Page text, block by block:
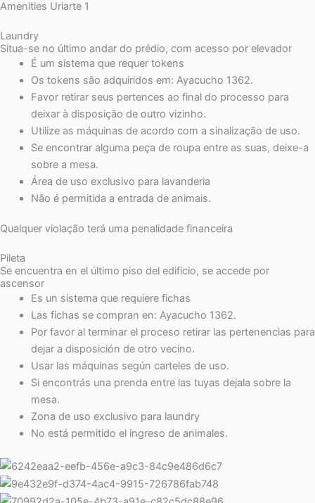
Amenities Uriarte 1
Laundry
Situa-se no último andar do prédio, com acesso por elevador
É um sistema que requer tokens
Os tokens são adquiridos em: Ayacucho 1362.
Favor retirar seus pertences ao final do processo para
deixar à disposição de outro vizinho.
Utilize as máquinas de acordo com a sinalização de uso.
Se encontrar alguma peça de roupa entre as suas, deixe-a
sobre a mesa.
Área de uso exclusivo para lavanderia
Não é permitida a entrada de animais.
Qualquer violação terá uma penalidade financeira
Pileta
Se encuentra en el último piso del edificio, se accede por
ascensor
Es un sistema que requiere fichas
Las fichas se compran en: Ayacucho 1362.
Por favor al terminar el proceso retirar las pertenencias para
dejar a disposición de otro vecino.
Usar las máquinas según carteles de uso.
Si encontrás una prenda entre las tuyas dejala sobre la
mesa.
Zona de uso exclusivo para laundry
No está permitido el ingreso de animales.